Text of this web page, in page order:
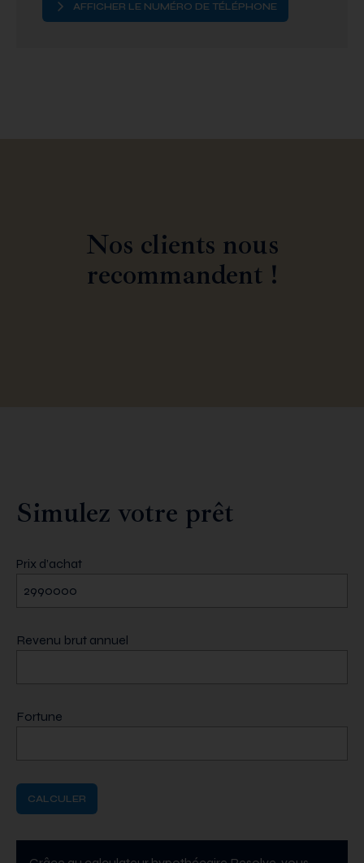
AFFICHER LE NUMÉRO DE TÉLÉPHONE
Nos clients nous
recommandent !
Simulez votre prêt
Prix d’achat
Revenu brut annuel
Fortune
CALCULER